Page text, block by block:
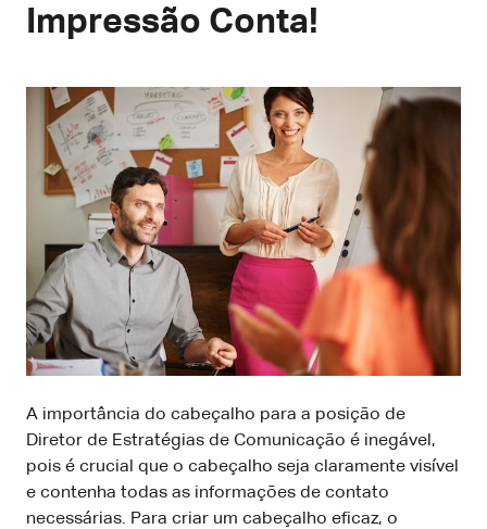
Impressão Conta!
A importância do cabeçalho para a posição de
Diretor de Estratégias de Comunicação é inegável,
pois é crucial que o cabeçalho seja claramente visível
e contenha todas as informações de contato
necessárias. Para criar um cabeçalho eficaz, o